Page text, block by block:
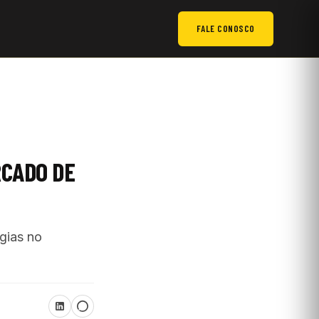
FALE CONOSCO
DE
no